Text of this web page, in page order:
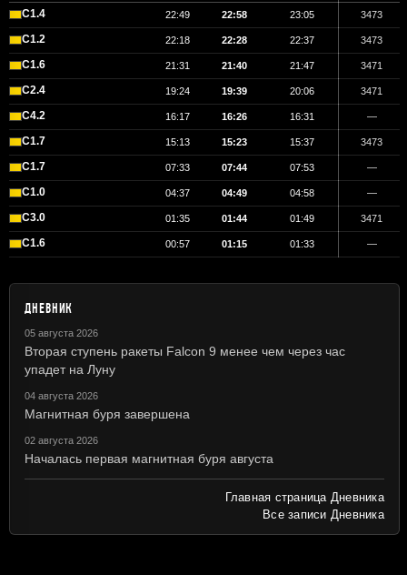
C1.4 22:49 22:58 23:05 3473
C1.2 22:18 22:28 22:37 3473
C1.6 21:31 21:40 21:47 3471
C2.4 19:24 19:39 20:06 3471
C4.2 16:17 16:26 16:31 —
C1.7 15:13 15:23 15:37 3473
C1.7 07:33 07:44 07:53 —
C1.0 04:37 04:49 04:58 —
C3.0 01:35 01:44 01:49 3471
C1.6 00:57 01:15 01:33 —
ДНЕВНИК
05 августа 2026
Вторая ступень ракеты Falcon 9 менее чем через час
упадет на Луну
04 августа 2026
Магнитная буря завершена
02 августа 2026
Началась первая магнитная буря августа
Главная страница Дневника
Все записи Дневника